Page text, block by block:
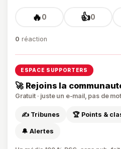
🔥0 👍0
0 réaction
ESPACE SUPPORTERS
🚀 Rejoins la
Gratuit · juste un e-mail, pas de
✍️ Tribunes 🏆 Points &
🔔 Alertes